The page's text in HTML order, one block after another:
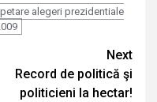
alegeri prezidentiale
Next
Record de politică şi
politicieni la hectar!